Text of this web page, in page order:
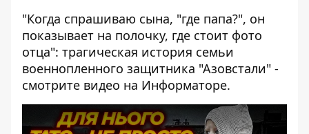
"Когда спрашиваю сына, "где папа?", он
показывает на полочку, где стоит фото
отца": трагическая история семьи
военнопленного защитника "Азовстали" -
смотрите видео на Информаторе.